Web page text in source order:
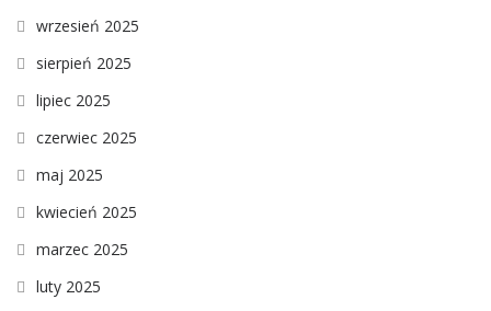
wrzesień 2025
sierpień 2025
lipiec 2025
czerwiec 2025
maj 2025
kwiecień 2025
marzec 2025
luty 2025